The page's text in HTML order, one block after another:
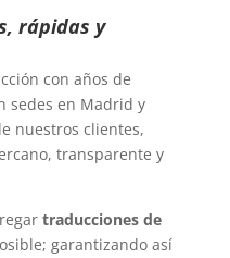
rápidas y
con años de
sedes en Madrid y
nuestros clientes,
transparente y
traducciones de
garantizando así